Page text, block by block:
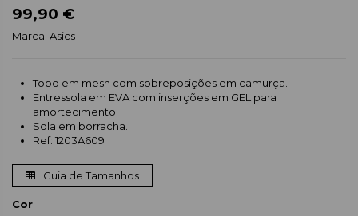
99,90 €
Marca: Asics
Topo em mesh com sobreposições em camurça.
Entressola em EVA com inserções em GEL para
amortecimento.
Sola em borracha.
Ref: 1203A609
Guia de Tamanhos
Cor